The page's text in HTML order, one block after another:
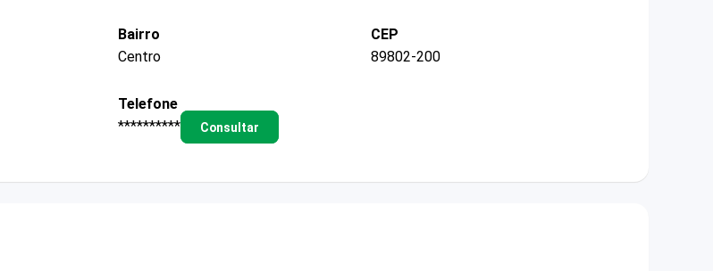
Bairro
Centro
CEP
89802-200
Telefone
**********
Consultar